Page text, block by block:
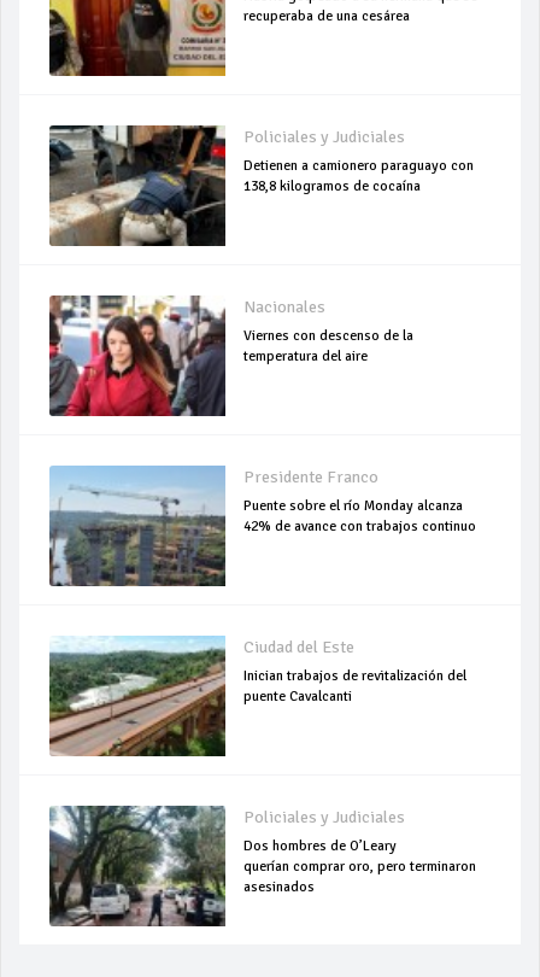
recuperaba de una cesárea
Policiales y Judiciales
Detienen a camionero paraguayo con
138,8 kilogramos de cocaína
Nacionales
Viernes con descenso de la
temperatura del aire
Presidente Franco
Puente sobre el río Monday alcanza
42% de avance con trabajos continuo
Ciudad del Este
Inician trabajos de revitalización del
puente Cavalcanti
Policiales y Judiciales
Dos hombres de O’Leary
querían comprar oro, pero terminaron
asesinados